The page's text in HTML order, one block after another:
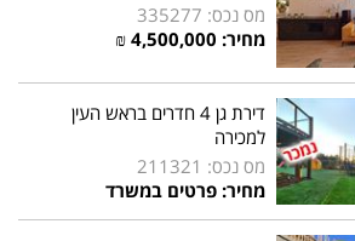
מס נכס: 335277
מחיר: 4,500,000 ₪
דירת גן 4 חדרים בראש העין
למכירה
מס נכס: 211321
מחיר: פרטים במשרד